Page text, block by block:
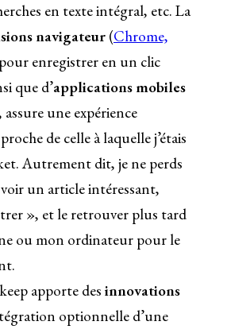
en texte intégral, etc. La
navigateur (Chrome,
enregistrer en un clic
que d’applications mobiles
assure une expérience
de celle à laquelle j’étais
Autrement dit, je ne perds
voir un article intéressant,
», et le retrouver plus tard
ou mon ordinateur pour le
apporte des innovations
optionnelle d’une